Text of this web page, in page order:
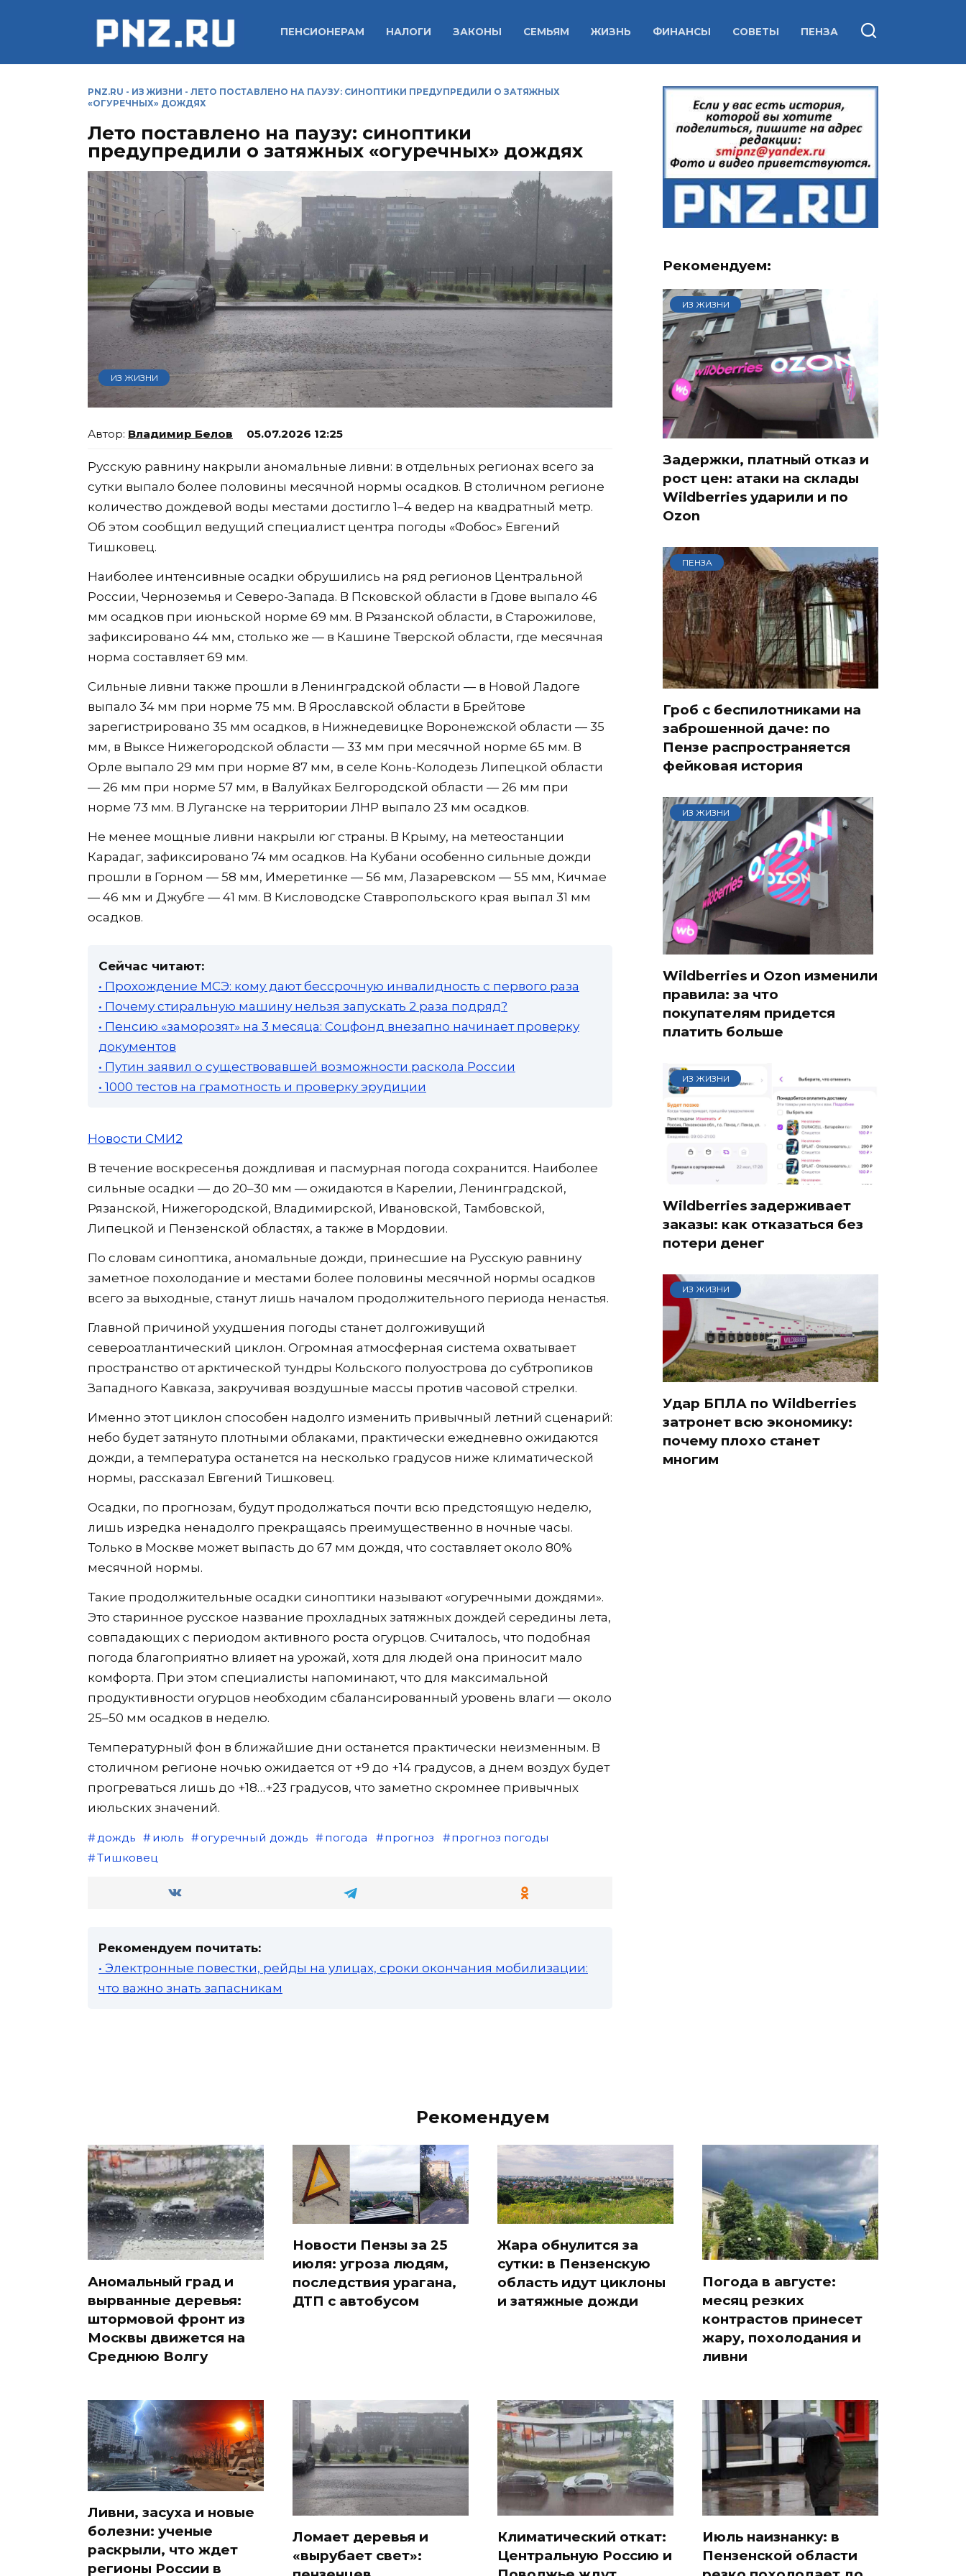
ПЕНСИОНЕРАМ НАЛОГИ ЗАКОНЫ СЕМЬЯМ ЖИЗНЬ ФИНАНСЫ СОВЕТЫ ПЕНЗА
PNZ.RU - ИЗ ЖИЗНИ - ЛЕТО ПОСТАВЛЕНО НА ПАУЗУ: СИНОПТИКИ ПРЕДУПРЕДИЛИ О ЗАТЯЖНЫХ
«ОГУРЕЧНЫХ» ДОЖДЯХ
Лето поставлено на паузу: синоптики
предупредили о затяжных «огуречных» дождях
ИЗ ЖИЗНИ
Владимир Белов 05.07.2026 12:25
Русскую равнину накрыли аномальные ливни: в отдельных регионах всего за
сутки выпало более половины месячной нормы осадков. В столичном регионе
количество дождевой воды местами достигло 1–4 ведер на квадратный метр.
Об этом сообщил ведущий специалист центра погоды «Фобос» Евгений
Тишковец.
Наиболее интенсивные осадки обрушились на ряд регионов Центральной
России, Черноземья и Северо-Запада. В Псковской области в Гдове выпало 46
мм осадков при июньской норме 69 мм. В Рязанской области, в Старожилове,
зафиксировано 44 мм, столько же — в Кашине Тверской области, где месячная
норма составляет 69 мм.
Сильные ливни также прошли в Ленинградской области — в Новой Ладоге
выпало 34 мм при норме 75 мм. В Ярославской области в Брейтове
зарегистрировано 35 мм осадков, в Нижнедевицке Воронежской области — 35
мм, в Выксе Нижегородской области — 33 мм при месячной норме 65 мм. В
Орле выпало 29 мм при норме 87 мм, в селе Конь-Колодезь Липецкой области
— 26 мм при норме 57 мм, в Валуйках Белгородской области — 26 мм при
норме 73 мм. В Луганске на территории ЛНР выпало 23 мм осадков.
Не менее мощные ливни накрыли юг страны. В Крыму, на метеостанции
Карадаг, зафиксировано 74 мм осадков. На Кубани особенно сильные дожди
прошли в Горном — 58 мм, Имеретинке — 56 мм, Лазаревском — 55 мм, Кичмае
— 46 мм и Джубге — 41 мм. В Кисловодске Ставропольского края выпал 31 мм
осадков.
Сейчас читают:
• Прохождение МСЭ: кому дают бессрочную инвалидность с первого раза
• Почему стиральную машину нельзя запускать 2 раза подряд?
• Пенсию «заморозят» на 3 месяца: Соцфонд внезапно начинает проверку
документов
• Путин заявил о существовавшей возможности раскола России
• 1000 тестов на грамотность и проверку эрудиции
Новости СМИ2
В течение воскресенья дождливая и пасмурная погода сохранится. Наиболее
сильные осадки — до 20–30 мм — ожидаются в Карелии, Ленинградской,
Рязанской, Нижегородской, Владимирской, Ивановской, Тамбовской,
Липецкой и Пензенской областях, а также в Мордовии.
По словам синоптика, аномальные дожди, принесшие на Русскую равнину
заметное похолодание и местами более половины месячной нормы осадков
всего за выходные, станут лишь началом продолжительного периода ненастья.
Главной причиной ухудшения погоды станет долгоживущий
североатлантический циклон. Огромная атмосферная система охватывает
пространство от арктической тундры Кольского полуострова до субтропиков
Западного Кавказа, закручивая воздушные массы против часовой стрелки.
Именно этот циклон способен надолго изменить привычный летний сценарий:
небо будет затянуто плотными облаками, практически ежедневно ожидаются
дожди, а температура останется на несколько градусов ниже климатической
нормы, рассказал Евгений Тишковец.
Осадки, по прогнозам, будут продолжаться почти всю предстоящую неделю,
лишь изредка ненадолго прекращаясь преимущественно в ночные часы.
Только в Москве может выпасть до 67 мм дождя, что составляет около 80%
месячной нормы.
Такие продолжительные осадки синоптики называют «огуречными дождями».
Это старинное русское название прохладных затяжных дождей середины лета,
совпадающих с периодом активного роста огурцов. Считалось, что подобная
погода благоприятно влияет на урожай, хотя для людей она приносит мало
комфорта. При этом специалисты напоминают, что для максимальной
продуктивности огурцов необходим сбалансированный уровень влаги — около
25–50 мм осадков в неделю.
Температурный фон в ближайшие дни останется практически неизменным. В
столичном регионе ночью ожидается от +9 до +14 градусов, а днем воздух будет
прогреваться лишь до +18…+23 градусов, что заметно скромнее привычных
июльских значений.
дождь июль огуречный дождь погода прогноз
прогноз погоды
Тишковец
Рекомендуем почитать:
• Электронные повестки, рейды на улицах, сроки окончания мобилизации:
что важно знать запасникам
Рекомендуем:
ИЗ ЖИЗНИ
Задержки, платный отказ и
рост цен: атаки на склады
Wildberries ударили и по
Ozon
ПЕНЗА
Гроб с беспилотниками на
заброшенной даче: по
Пензе распространяется
фейковая история
ИЗ ЖИЗНИ
Wildberries и Ozon изменили
правила: за что
покупателям придется
платить больше
ИЗ ЖИЗНИ
Wildberries задерживает
заказы: как отказаться без
потери денег
ИЗ ЖИЗНИ
Удар БПЛА по Wildberries
затронет всю экономику:
почему плохо станет
многим
Рекомендуем
Аномальный град и
вырванные деревья:
штормовой фронт из
Москвы движется на
Среднюю Волгу
Новости Пензы за 25
июля: угроза людям,
последствия урагана,
ДТП с автобусом
Жара обнулится за
сутки: в Пензенскую
область идут циклоны
и затяжные дожди
Погода в августе:
месяц резких
контрастов принесет
жару, похолодания и
ливни
Ливни, засуха и новые
болезни: ученые
раскрыли, что ждет
регионы России в
Ломает деревья и
«вырубает свет»:
Климатический откат:
Центральную Россию и
Июль наизнанку: в
Пензенской области